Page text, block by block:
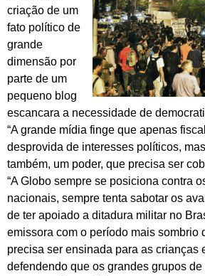
criação de um
fato político de
grande
dimensão por
parte de um
pequeno blog
escancara a necessidade de
“A grande mídia finge que apenas
desprovida de interesses políticos,
também, um poder, que precisa ser
“A Globo sempre se posiciona contra
nacionais, sempre tenta sabotar os
de ter apoiado a ditadura militar no
emissora com o período mais sombrio
precisa ser ensinada para as crianças
defendendo que os grandes grupos